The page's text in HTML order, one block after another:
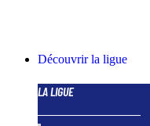
Découvrir la ligue
LA LIGUE